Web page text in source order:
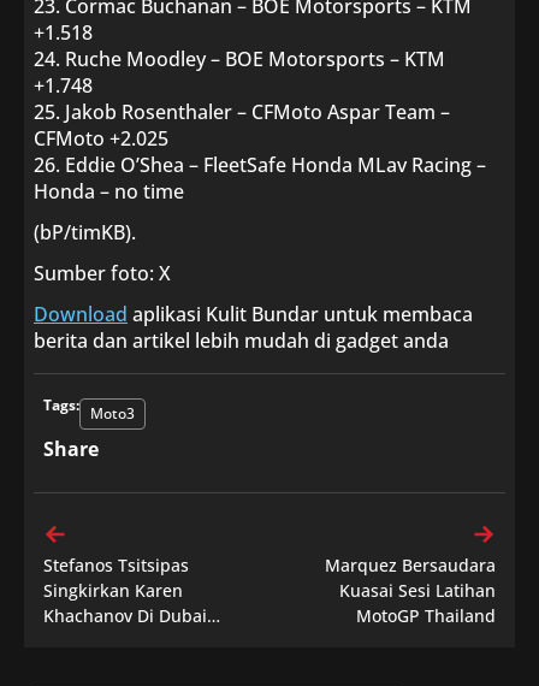
23. Cormac Buchanan – BOE Motorsports – KTM
+1.518
24. Ruche Moodley – BOE Motorsports – KTM
+1.748
25. Jakob Rosenthaler – CFMoto Aspar Team –
CFMoto +2.025
26. Eddie O’Shea – FleetSafe Honda MLav Racing –
Honda – no time
(bP/timKB).
Sumber foto: X
Download aplikasi Kulit Bundar untuk membaca
berita dan artikel lebih mudah di gadget anda
Tags: Moto3
Share
Stefanos Tsitsipas
Singkirkan Karen
Khachanov Di Dubai
Marquez Bersaudara
Kuasai Sesi Latihan
MotoGP Thailand